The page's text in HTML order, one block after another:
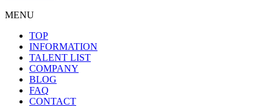
MENU
TOP
INFORMATION
TALENT LIST
COMPANY
BLOG
FAQ
CONTACT